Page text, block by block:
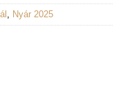
, Nyár 2025